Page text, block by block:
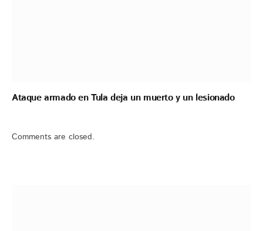
Ataque armado en Tula deja un muerto y un lesionado
Comments are closed.